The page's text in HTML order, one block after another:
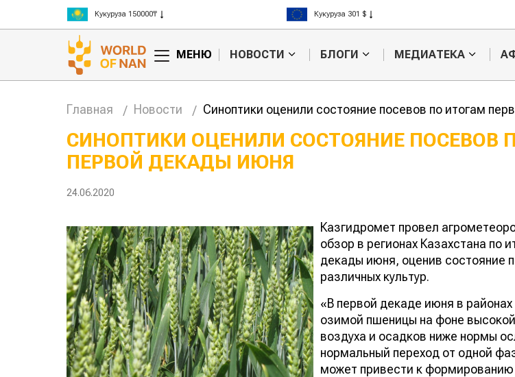
Рис 300000₸
Пшеница 3 класс 125000₸
Рис 408 $
Пшеница 423 $
МЕНЮ НОВОСТИ БЛОГИ МЕДИАТЕКА
Главная Новости Синоптики оценили состояние посевов по итогам
СИНОПТИКИ ОЦЕНИЛИ СОСТОЯНИЕ ПОСЕВОВ
ПЕРВОЙ ДЕКАДЫ ИЮНЯ
24.06.2020
Казгидромет провел
обзор в регионах Казахстана по
декады июня, оценив состояние
различных культур.
«В первой декаде июня в
озимой пшеницы на фоне
воздуха и осадков ниже нормы
нормальный переход от одной
может привести к формированию
Жара в Китае может
поднять цены на